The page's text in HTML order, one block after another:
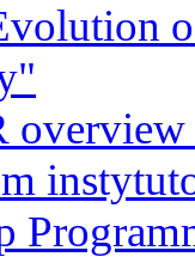
overview